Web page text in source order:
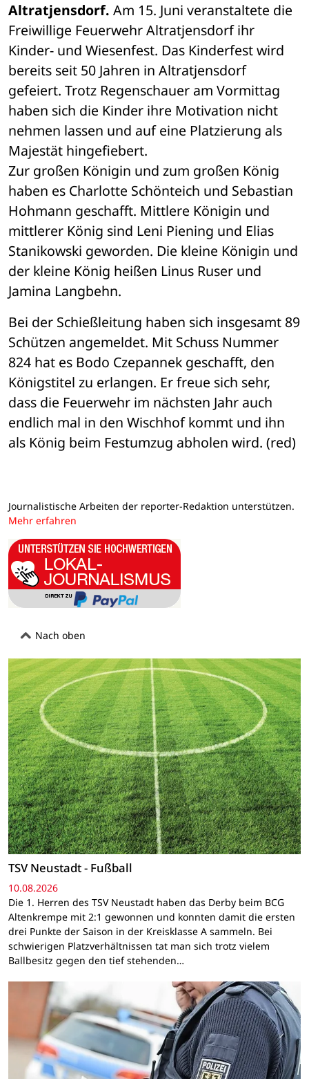
Altratjensdorf. Am 15. Juni veranstaltete die
Freiwillige Feuerwehr Altratjensdorf ihr
Kinder- und Wiesenfest. Das Kinderfest wird
bereits seit 50 Jahren in Altratjensdorf
gefeiert. Trotz Regenschauer am Vormittag
haben sich die Kinder ihre Motivation nicht
nehmen lassen und auf eine Platzierung als
Majestät hingefiebert.
Zur großen Königin und zum großen König
haben es Charlotte Schönteich und Sebastian
Hohmann geschafft. Mittlere Königin und
mittlerer König sind Leni Piening und Elias
Stanikowski geworden. Die kleine Königin und
der kleine König heißen Linus Ruser und
Jamina Langbehn.
Bei der Schießleitung haben sich insgesamt 89
Schützen angemeldet. Mit Schuss Nummer
824 hat es Bodo Czepannek geschafft, den
Königstitel zu erlangen. Er freue sich sehr,
dass die Feuerwehr im nächsten Jahr auch
endlich mal in den Wischhof kommt und ihn
als König beim Festumzug abholen wird. (red)
Journalistische Arbeiten der reporter-Redaktion unterstützen.
Mehr erfahren
Nach oben
TSV Neustadt - Fußball
10.08.2026
Die 1. Herren des TSV Neustadt haben das Derby beim BCG
Altenkrempe mit 2:1 gewonnen und konnten damit die ersten
drei Punkte der Saison in der Kreisklasse A sammeln. Bei
schwierigen Platzverhältnissen tat man sich trotz vielem
Ballbesitz gegen den tief stehenden…